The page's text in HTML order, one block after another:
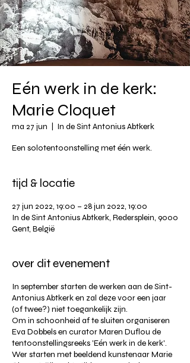
Eén werk in de kerk:
Marie Cloquet
ma 27 jun In de Sint Antonius Abtkerk
Een solotentoonstelling met één werk.
tijd & locatie
27 jun 2022, 19:00 – 28 jun 2022, 19:00
In de Sint Antonius Abtkerk, Redersplein, 9000
Gent, België
over dit evenement
In september starten de werken aan de Sint-
Antonius Abtkerk en zal deze voor een jaar
(of twee?) niet toegankelijk zijn. ⁠
⁠Om in schoonheid af te sluiten organiseren
Eva Dobbels en curator Maren Duflou de
tentoonstellingsreeks 'Eén werk in de kerk'.⁠
Wer starten met beeldend kunstenaar Marie